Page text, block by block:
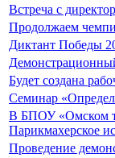
Встреча с
Продолжаем
Диктант Победы
Будет создана
Семинар
В БПОУ «Омском
Парикмахерское
Проведение